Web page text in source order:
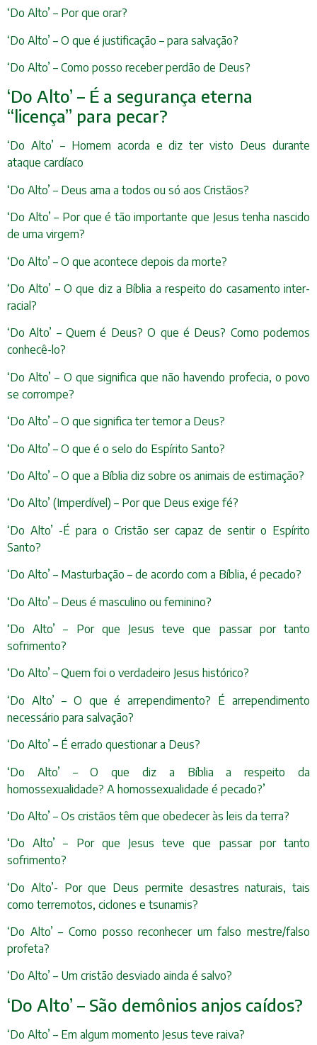
‘Do Alto’ – Por que orar?
‘Do Alto’ – O que é justificação – para salvação?
‘Do Alto’ – Como posso receber perdão de Deus?
‘Do Alto’ – É a segurança eterna
“licença” para pecar?
‘Do Alto’ – Homem acorda e diz ter visto Deus durante
ataque cardíaco
‘Do Alto’ – Deus ama a todos ou só aos Cristãos?
‘Do Alto’ – Por que é tão importante que Jesus tenha nascido
de uma virgem?
‘Do Alto’ – O que acontece depois da morte?
‘Do Alto’ – O que diz a Bíblia a respeito do casamento inter-
racial?
‘Do Alto’ – Quem é Deus? O que é Deus? Como podemos
conhecê-lo?
‘Do Alto’ – O que significa que não havendo profecia, o povo
se corrompe?
‘Do Alto’ – O que significa ter temor a Deus?
‘Do Alto’ – O que é o selo do Espírito Santo?
‘Do Alto’ – O que a Bíblia diz sobre os animais de estimação?
‘Do Alto’ (Imperdível) – Por que Deus exige fé?
‘Do Alto’ -É para o Cristão ser capaz de sentir o Espírito
Santo?
‘Do Alto’ – Masturbação – de acordo com a Bíblia, é pecado?
‘Do Alto’ – Deus é masculino ou feminino?
‘Do Alto’ – Por que Jesus teve que passar por tanto
sofrimento?
‘Do Alto’ – Quem foi o verdadeiro Jesus histórico?
‘Do Alto’ – O que é arrependimento? É arrependimento
necessário para salvação?
‘Do Alto’ – É errado questionar a Deus?
‘Do Alto’ – O que diz a Bíblia a respeito da
homossexualidade? A homossexualidade é pecado?’
‘Do Alto’ – Os cristãos têm que obedecer às leis da terra?
‘Do Alto’ – Por que Jesus teve que passar por tanto
sofrimento?
‘Do Alto’- Por que Deus permite desastres naturais, tais
como terremotos, ciclones e tsunamis?
‘Do Alto’ – Como posso reconhecer um falso mestre/falso
profeta?
‘Do Alto’ – Um cristão desviado ainda é salvo?
‘Do Alto’ – São demônios anjos caídos?
‘Do Alto’ – Em algum momento Jesus teve raiva?